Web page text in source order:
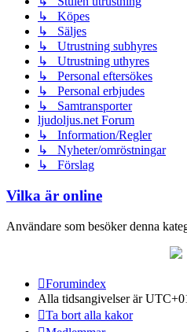
↳ Köpes
↳ Säljes
↳ Utrustning subhyres
↳ Utrustning uthyres
↳ Personal eftersökes
↳ Personal erbjudes
↳ Samtransporter
ljudoljus.net Forum
↳ Information/Regler
↳ Nyheter/omröstningar
↳ Förslag
Vilka är online
Användare som besöker denna
Forumindex
Alla tidsangivelser är
Ta bort alla kakor